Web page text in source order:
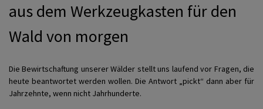
aus dem Werkzeugkasten für den
Wald von morgen
Die Bewirtschaftung unserer Wälder stellt uns laufend vor Fragen, die
heute beantwortet werden wollen. Die Antwort „pickt“ dann aber für
Jahrzehnte, wenn nicht Jahrhunderte.